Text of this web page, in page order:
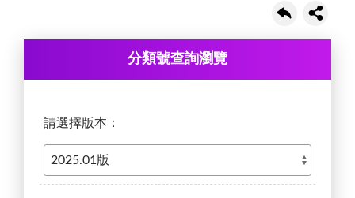
分類號查詢瀏覽
請選擇版本：